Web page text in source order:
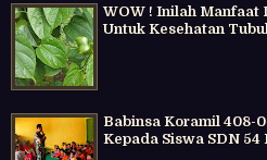
WOW ! Inilah Manfaat
Untuk Kesehatan
Babinsa Koramil 408-
Kepada Siswa SDN 54